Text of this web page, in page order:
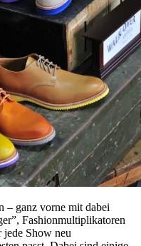
– ganz vorne mit dabei
Fashionmultiplikatoren
Show neu